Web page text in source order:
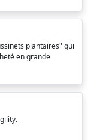
plantaires" qui
en grande